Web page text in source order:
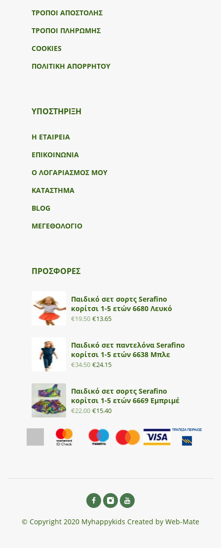
ΤΡΟΠΟΙ ΑΠΟΣΤΟΛΗΣ
ΤΡΟΠΟΙ ΠΛΗΡΩΜΗΣ
COOKIES
ΠΟΛΙΤΙΚΗ ΑΠΟΡΡΗΤΟΥ
ΥΠΟΣΤΉΡΙΞΗ
Η ΕΤΑΙΡΕΙΑ
ΕΠΙΚΟΙΝΩΝΙΑ
Ο ΛΟΓΑΡΙΑΣΜΟΣ ΜΟΥ
ΚΑΤΑΣΤΗΜΑ
BLOG
ΜΕΓΕΘΟΛΟΓΙΟ
ΠΡΟΣΦΟΡΕΣ
Παιδικό σετ σορτς Serafino
κορίτσι 1-5 ετών 6680 Λευκό
€19.50 €13.65
Παιδικό σετ παντελόνα Serafino
κορίτσι 1-5 ετών 6638 Μπλε
€34.50 €24.15
Παιδικό σετ σορτς Serafino
κορίτσι 1-5 ετών 6669 Εμπριμέ
€22.00 €15.40
© Copyright 2020 Myhappykids Created by Web-Mate